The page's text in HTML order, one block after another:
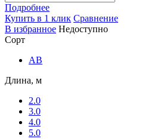
Подробнее
Купить в 1 клик Сравнение
В избранное Недоступно
Сорт
AB
Длина, м
2.0
3.0
4.0
5.0